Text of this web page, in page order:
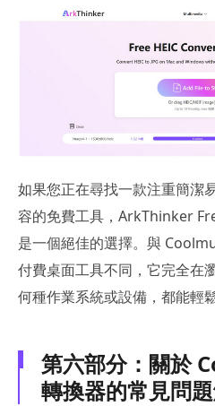
如果您正在尋找一款注重簡潔
容的免費工具，ArkThinker
是一個絕佳的選擇。與
付費桌面工具不同，它完全在
何種作業系統或設備，都能輕
第六部分：關於
轉換器的常見問